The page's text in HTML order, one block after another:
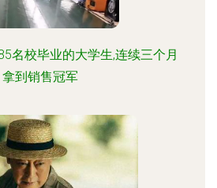
名校毕业的大学生,连续三个月
拿到销售冠军